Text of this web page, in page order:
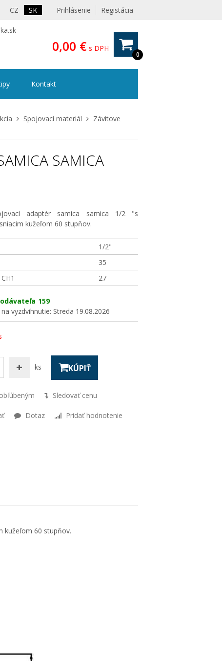
Prihlásenie Registácia
CZ SK
0
0,00 € s DPH
Kontakt
Spojovací materiál
Závitove
SAMICA
adaptér samica samica 1/2 "s
kužeľom 60 stupňov.
1/2"
35
27
159
vyzdvihnutie: Streda 19.08.2026
ks KÚPIŤ
Sledovať cenu
Dotaz Pridať hodnotenie
kužeľom 60 stupňov.